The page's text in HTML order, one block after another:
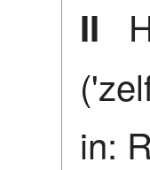
II
in: